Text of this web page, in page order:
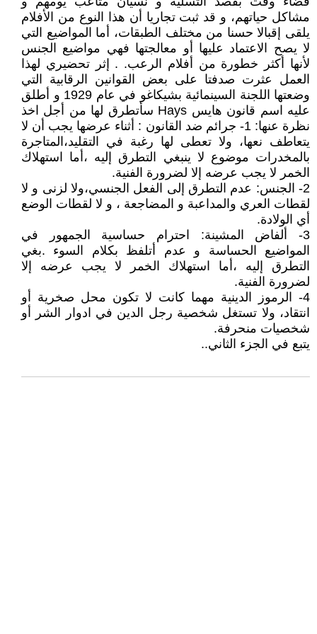
مشاكل حياتهم، و قد ثبت تجاريا أن هذا النوع من الأفلام
يلقى إقبالا حسنا من مختلف الطبقات، أما المواضيع التي
لا يصح الاعتماد عليها أو معالجتها فهي مواضيع الجنس
لأنها أكثر خطورة من أفلام الرعب. . إثر تحضيري لهذا
العمل عثرت صدفتا على بعض القوانين الرقابية التي
وضعتها اللجنة السينمائية بشيكاغو في عام 1929 و أطلق
عليه اسم قانون هايس Hays سأتطرق لها من أجل اخذ
نظرة عنها: 1- جرائم ضد القانون : أثناء عرضها يجب أن لا
يتعاطف نعها، ولا تعطى لها رغبة في التقليد،المتاجرة
بالمخدرات موضوع لا ينبغي التطرق إليه ،أما استهلاك
الخمر لا يجب عرضه إلا لضرورة الفنية.
2- الجنس: عدم التطرق إلى الفعل الجنسي،ولا لزنى و لا
لقطات العري والمداعبة و المضاجعة ، و لا لقطات الوضع
أي الولادة.
3- ألفاض المشينة: احترام حساسية الجمهور في
المواضيع الحساسة و عدم أتلفظ بكلام السوء .بغي
التطرق إليه ،أما استهلاك الخمر لا يجب عرضه إلا
لضرورة الفنية.
4- الرموز الدينية مهما كانت لا تكون محل صخرية أو
انتقاد، ولا تستغل شخصية رجل الدين في ادوار الشر أو
شخصيات منحرفة.
يتبع في الجزء الثاني..